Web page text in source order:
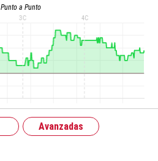
Punto a Punto
Avanzadas